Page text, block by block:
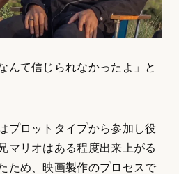
んて信じられなかったよ」と
プロットタイプから参加し役
マリオはある程度出来上がる
ため、映画製作のプロセスで